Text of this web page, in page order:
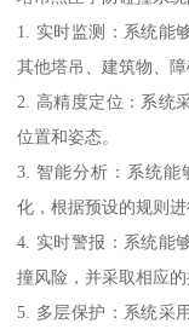
1. 实时监测：系统能
其他塔吊、建筑物、障
2. 高精度定位：系统
位置和姿态。
3. 智能分析：系统能
化，根据预设的规则进
4. 实时警报：系统能
撞风险，并采取相应的
5. 多层保护：系统采